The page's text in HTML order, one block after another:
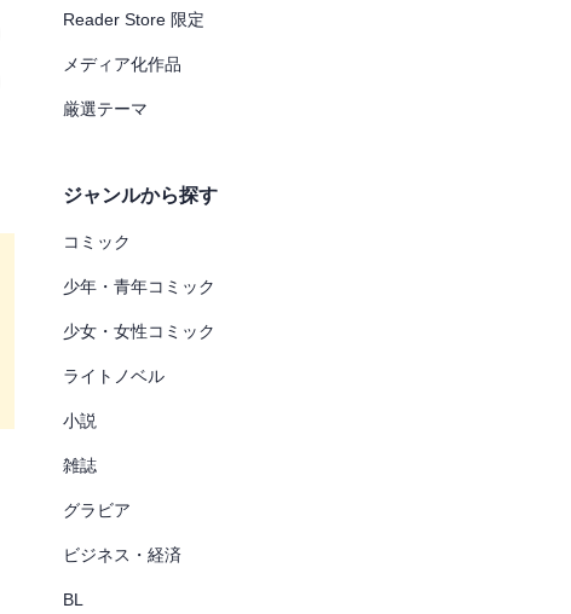
Reader Store 限定
メディア化作品
厳選テーマ
ジャンルから探す
コミック
少年・青年コミック
少女・女性コミック
ライトノベル
小説
雑誌
グラビア
ビジネス・経済
BL